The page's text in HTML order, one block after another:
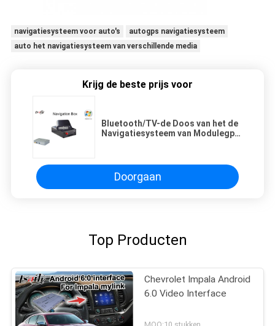
navigatiesysteem voor auto's
autogps navigatiesysteem
auto het navigatiesysteem van verschillende media
Krijg de beste prijs voor
Bluetooth/TV-de Doos van het de
Navigatiesysteem van Modulegps
Doorgaan
Top Producten
Chevrolet Impala Android
6.0 Video Interface